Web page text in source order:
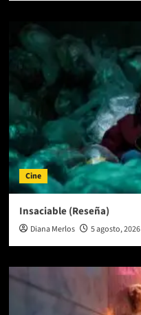
Cine
Insaciable (Reseña)
Diana Merlos 5 agosto, 2026